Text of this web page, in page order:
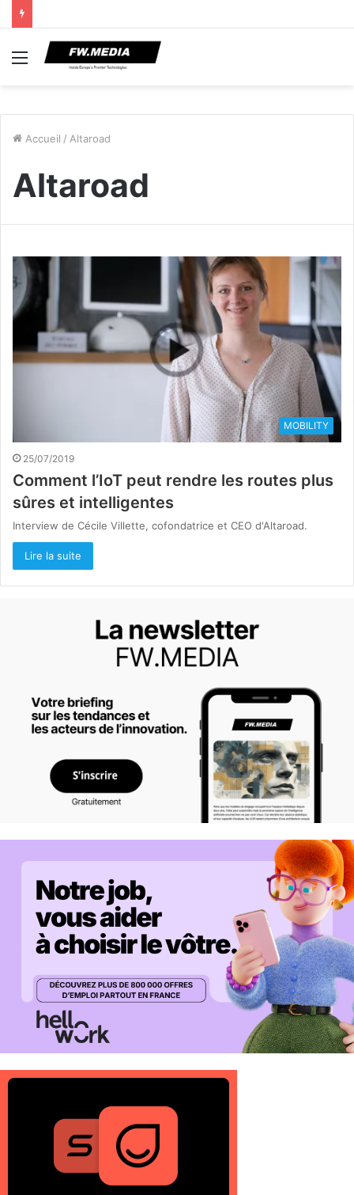
Menu
Accueil / Altaroad
Altaroad
MOBILITY
25/07/2019
Comment l’IoT peut rendre les routes plus
sûres et intelligentes
Interview de Cécile Villette, cofondatrice et CEO d'Altaroad.
Lire la suite